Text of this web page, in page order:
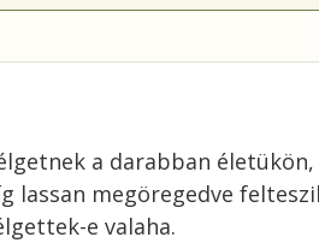
a darabban
lassan megöregedve
e valaha.